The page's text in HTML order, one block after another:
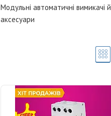
Модульні автоматичні вимикачі й
аксесуари